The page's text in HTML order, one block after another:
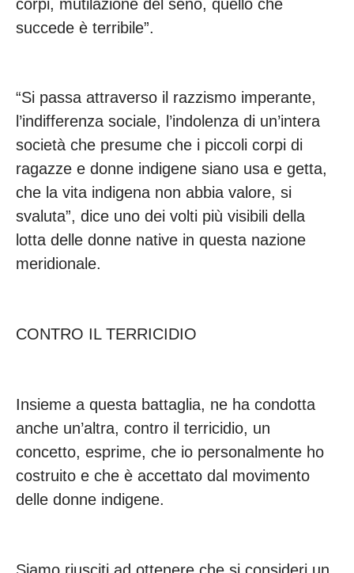
corpi, mutilazione del seno, quello che
succede è terribile”.
“Si passa attraverso il razzismo imperante,
l’indifferenza sociale, l’indolenza di un’intera
società che presume che i piccoli corpi di
ragazze e donne indigene siano usa e getta,
che la vita indigena non abbia valore, si
svaluta”, dice uno dei volti più visibili della
lotta delle donne native in questa nazione
meridionale.
CONTRO IL TERRICIDIO
Insieme a questa battaglia, ne ha condotta
anche un’altra, contro il terricidio, un
concetto, esprime, che io personalmente ho
costruito e che è accettato dal movimento
delle donne indigene.